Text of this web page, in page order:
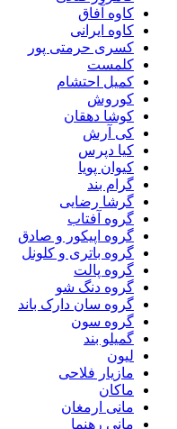
کاوه آفاق
کاوه ایرانی
کسری حرمتی پور
کلمست
کمیل احتشام
کوروش
کوشا دهقان
کی آرش
کیا دپرس
کیوان پویا
گرام بند
گرشا رضایی
گروه آفتاب
گروه اپیکور و صادق
گروه باتری و کلونل
گروه پالت
گروه دنگ شو
گروه سان دارک باند
گروه سون
گمیلو بند
لیون
مازیار فلاحی
ماکان
مانی ارمغان
مانی رهنما